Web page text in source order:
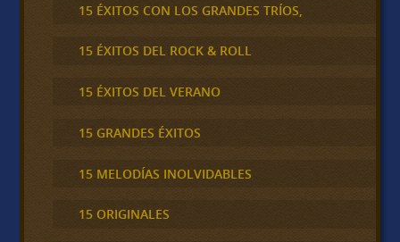
15 ÉXITOS CON LOS GRANDES TRÍOS,
15 ÉXITOS DEL ROCK & ROLL
15 ÉXITOS DEL VERANO
15 GRANDES ÉXITOS
15 MELODÍAS INOLVIDABLES
15 ORIGINALES